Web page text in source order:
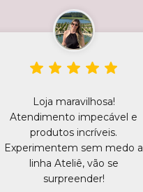
Loja maravilhosa!
Atendimento impecável e
produtos incríveis.
Experimentem sem medo a
linha Ateliê, vão se
surpreender!